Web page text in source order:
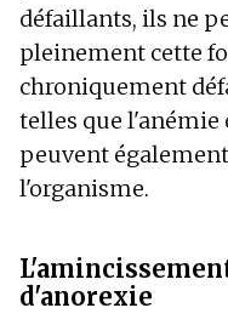
défaillants, ils ne
pleinement cette
chroniquement
telles que l'anémie
peuvent
l'organisme.
d'anorexie